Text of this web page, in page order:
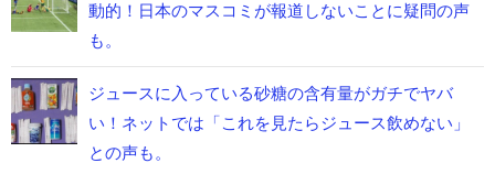
動的！日本のマスコミが報道しないことに疑問の声
も。
ジュースに入っている砂糖の含有量がガチでヤバ
い！ネットでは「これを見たらジュース飲めない」
との声も。